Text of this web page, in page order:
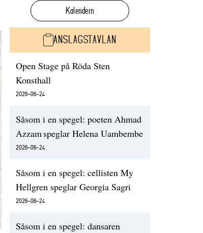
Kalendern
ANSLAGSTAVLAN
Open Stage på Röda Sten
Konsthall
2026-06-24
Såsom i en spegel: poeten Ahmad
Azzam speglar Helena Uambembe
2026-06-24
Såsom i en spegel: cellisten My
Hellgren speglar Georgia Sagri
2026-06-24
Såsom i en spegel: dansaren